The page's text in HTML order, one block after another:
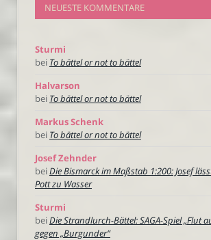
NEUESTE KOMMENTARE
Sturmi
bei To bättel or not to bättel
Halvarson
bei To bättel or not to bättel
Markus Schenk
bei To bättel or not to bättel
Josef Zehnder
beiDie Bismarck im Maßstab 1:200: Josef
Pott zu Wasser
Sturmi
beiDie Strandlurch-Bättel: SAGA-Spiel „Flut
gegen „Burgunder“